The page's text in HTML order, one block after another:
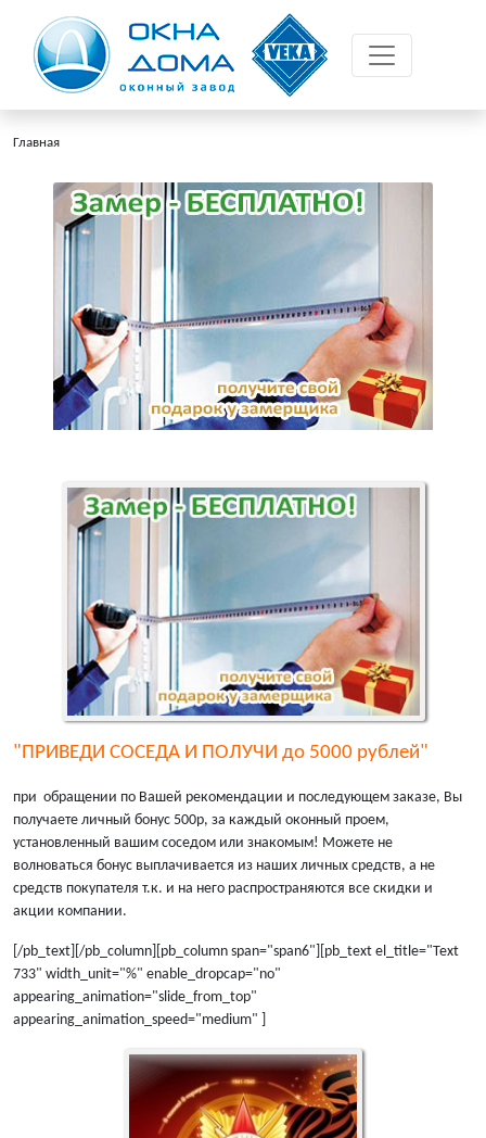
Главная
"ПРИВЕДИ СОСЕДА И ПОЛУЧИ до 5000 рублей"
при обращении по Вашей рекомендации и последующем заказе, Вы
получаете личный бонус 500р, за каждый оконный проем,
установленный вашим соседом или знакомым! Можете не
волноваться бонус выплачивается из наших личных средств, а не
средств покупателя т.к. и на него распространяются все скидки и
акции компании.
[/pb_text][/pb_column][pb_column span="span6"][pb_text el_title="Text
733" width_unit="%" enable_dropcap="no"
appearing_animation="slide_from_top"
appearing_animation_speed="medium" ]